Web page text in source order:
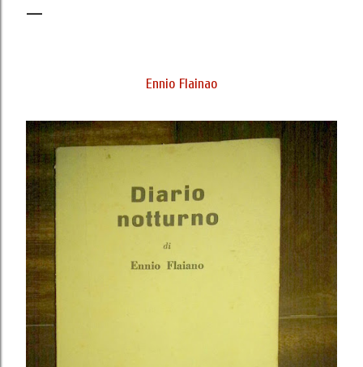
Ennio Flainao